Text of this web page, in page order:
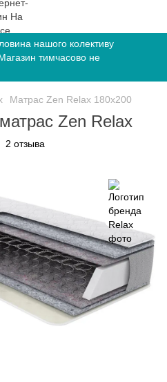
нашого колективу
тимчасово не
Матрас Zen Relax 180х200
Zen Relax
2 отзыва